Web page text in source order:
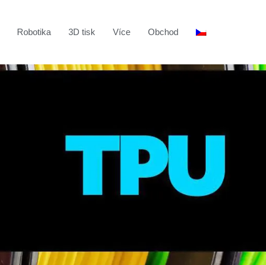
Robotika 3D tisk Více Obchod